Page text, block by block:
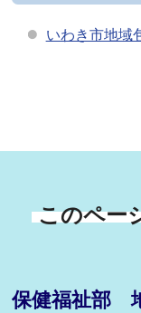
いわき市地域
このペー
保健福祉部